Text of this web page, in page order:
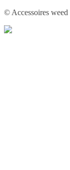
© Accessoires weed